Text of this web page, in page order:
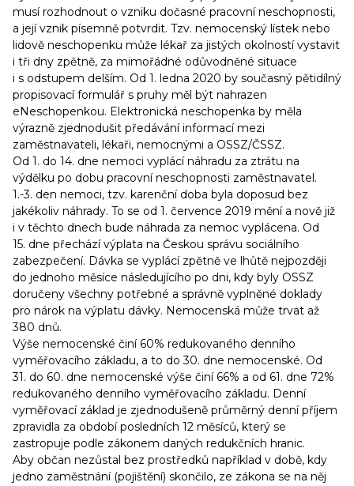
musí rozhodnout o vzniku dočasné pracovní neschopnosti,
a její vznik písemně potvrdit. Tzv. nemocenský lístek nebo
lidově neschopenku může lékař za jistých okolností vystavit
i tři dny zpětně, za mimořádné odůvodněné situace
i s odstupem delším. Od 1. ledna 2020 by současný pětidílný
propisovací formulář s pruhy měl být nahrazen
eNeschopenkou. Elektronická neschopenka by měla
výrazně zjednodušit předávání informací mezi
zaměstnavateli, lékaři, nemocnými a OSSZ/ČSSZ.
Od 1. do 14. dne nemoci vyplácí náhradu za ztrátu na
výdělku po dobu pracovní neschopnosti zaměstnavatel.
1.-3. den nemoci, tzv. karenční doba byla doposud bez
jakékoliv náhrady. To se od 1. července 2019 mění a nově již
i v těchto dnech bude náhrada za nemoc vyplácena. Od
15. dne přechází výplata na Českou správu sociálního
zabezpečení. Dávka se vyplácí zpětně ve lhůtě nejpozději
do jednoho měsíce následujícího po dni, kdy byly OSSZ
doručeny všechny potřebné a správně vyplněné doklady
pro nárok na výplatu dávky. Nemocenská může trvat až
380 dnů.
Výše nemocenské činí 60% redukovaného denního
vyměřovacího základu, a to do 30. dne nemocenské. Od
31. do 60. dne nemocenské výše činí 66% a od 61. dne 72%
redukovaného denního vyměřovacího základu. Denní
vyměřovací základ je zjednodušeně průměrný denní příjem
zpravidla za období posledních 12 měsíců, který se
zastropuje podle zákonem daných redukčních hranic.
Aby občan nezůstal bez prostředků například v době, kdy
jedno zaměstnání (pojištění) skončilo, ze zákona se na něj